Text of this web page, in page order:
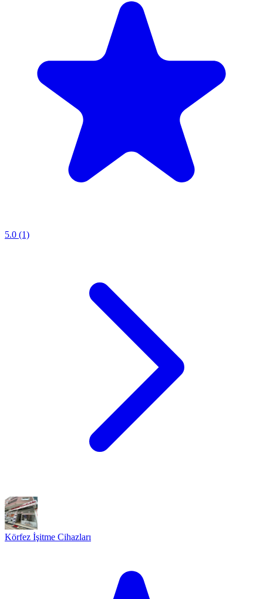
5.0 (1)
Körfez İşitme Cihazları